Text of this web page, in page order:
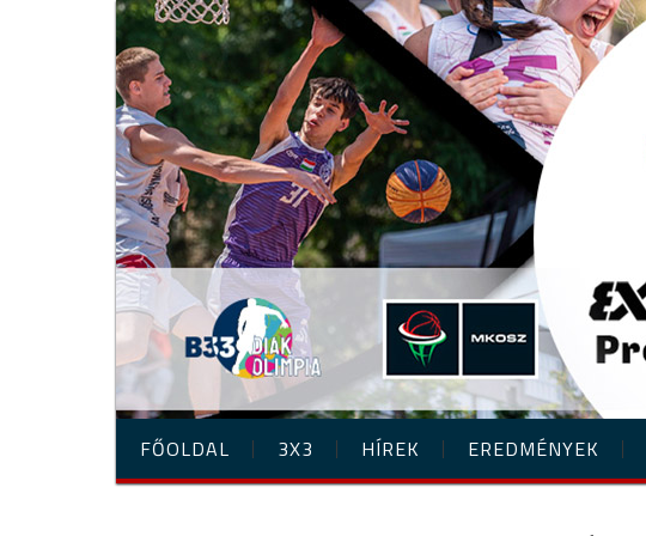
FŐOLDAL 3X3 HÍREK EREDMÉNYEK